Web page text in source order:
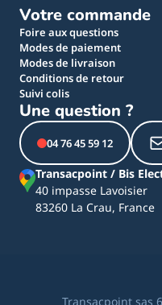
Votre commande
Foire aux questions
Modes de paiement
Modes de livraison
Conditions de retour
Suivi colis
Une question ?
04 76 45 59 12
Transacpoint / Bis
40 impasse Lavoisier
83260 La Crau, France
Transacpoint sas